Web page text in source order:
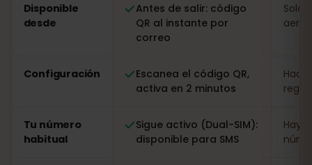
Disponible
desde
Antes de salir: código
QR al instante por
correo
Solo
Configuración
Escanea el código QR,
activa en 2 minutos
Tu número
habitual
Sigue activo (Dual-SIM):
disponible para SMS
Hay